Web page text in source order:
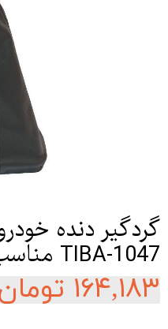
TIBA-1047 مناسب برای تیبا
۱۶۴,۱۸۳ تومان